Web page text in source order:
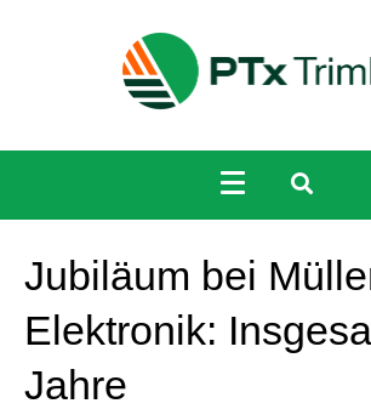
Jubiläum bei
Elektronik:
Jahre